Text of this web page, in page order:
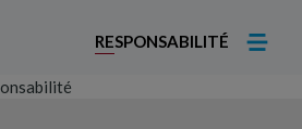
RESPONSABILITÉ